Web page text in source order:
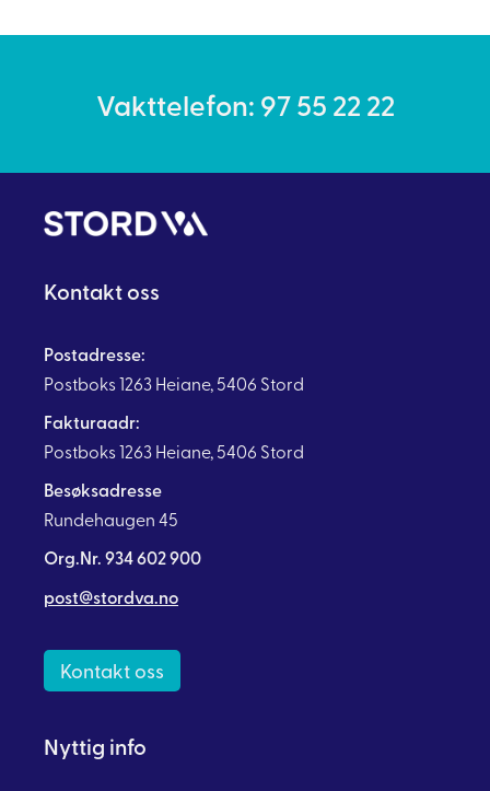
Vakttelefon: 97 55 22 22
Kontakt oss
Postadresse:
Postboks 1263 Heiane, 5406 Stord
Fakturaadr:
Postboks 1263 Heiane, 5406 Stord
Besøksadresse
Rundehaugen 45
Org.Nr. 934 602 900
post@stordva.no
Kontakt oss
Nyttig info